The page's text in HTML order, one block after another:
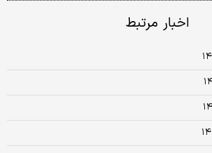
اخبار مرتبط